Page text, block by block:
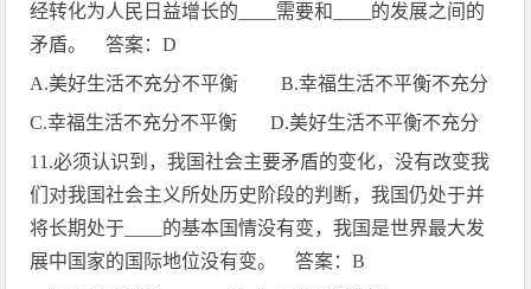
经转化为人民日益增长的
需要和
的发展之间的
矛盾。 答案：D
A.美好生活不充分不平衡 B.幸福生活不平衡不充分
C.幸福生活不充分不平衡 D.美好生活不平衡不充分
11.必须认识到，我国社会主要矛盾的变化，没有改变我
们对我国社会主义所处历史阶段的判断，我国仍处于并
将长期处于
的基本国情没有变，我国是世界最大发
展中国家的国际地位没有变。 答案：B